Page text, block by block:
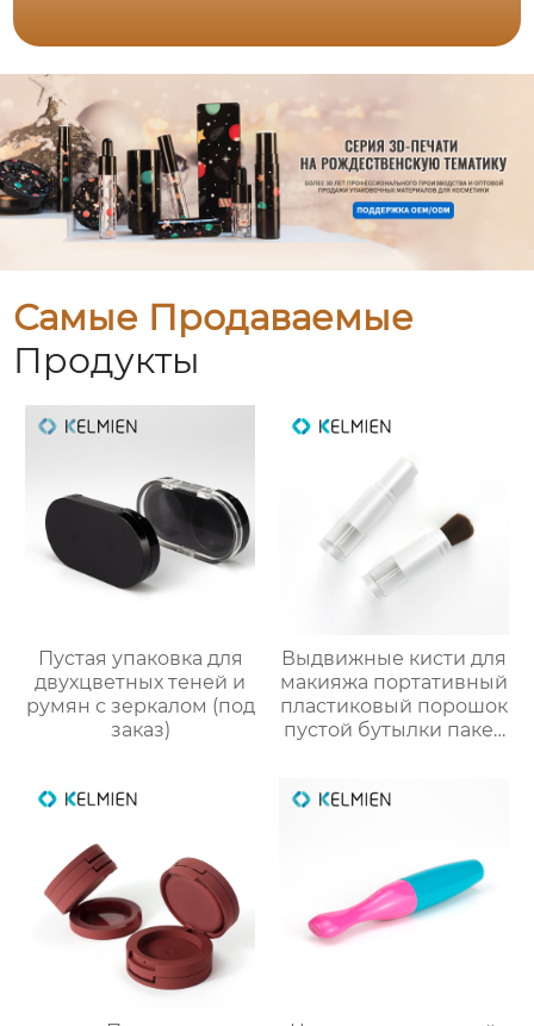
Самые Продаваемые
Продукты
Пустая упаковка для
двухцветных теней и
румян с зеркалом (под
заказ)
Выдвижные кисти для
макияжа портативный
пластиковый порошок
пустой бутылки пакет